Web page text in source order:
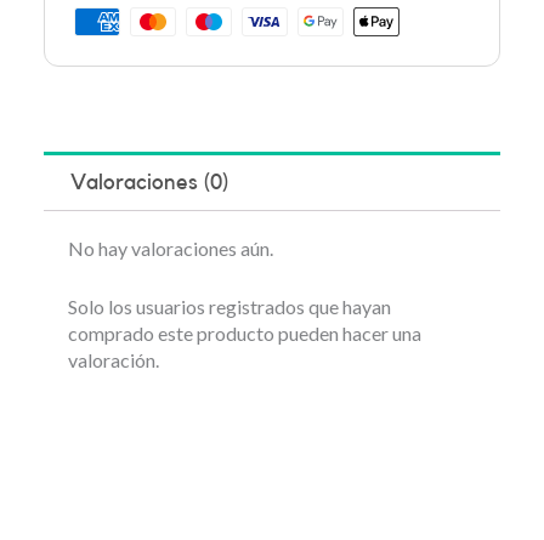
Valoraciones (0)
No hay valoraciones aún.
Solo los usuarios registrados que hayan
comprado este producto pueden hacer una
valoración.